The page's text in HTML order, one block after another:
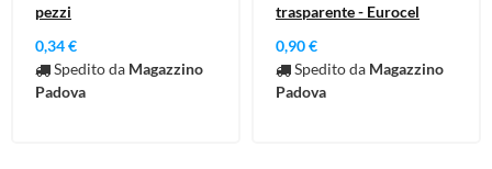
pezzi
0,34 €
Spedito da Magazzino
Padova
trasparente - Eurocel
0,90 €
Spedito da Magazzino
Padova